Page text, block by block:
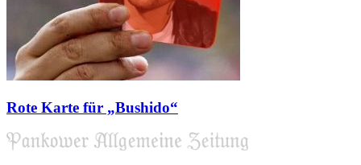
Rote Karte für „Bushido“